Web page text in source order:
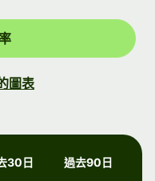
圖表
30日 過去90日